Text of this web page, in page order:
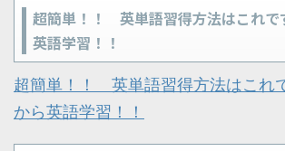
超簡単！！ 英単語習得方法はこれで
英語学習！！
超簡単！！ 英単語習得方法はこれ
から英語学習！！